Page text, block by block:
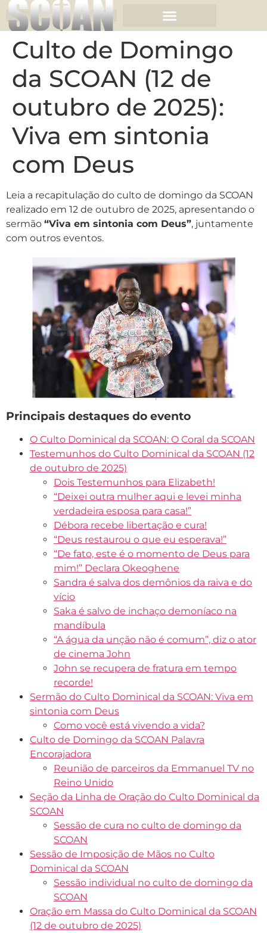
Culto de Domingo
da SCOAN (12 de
outubro de 2025):
Viva em sintonia
com Deus
Leia a recapitulação do culto de domingo da SCOAN
realizado em 12 de outubro de 2025, apresentando o
sermão “Viva em sintonia com Deus”, juntamente
com outros eventos.
Principais destaques do evento
O Culto Dominical da SCOAN: O Coral da SCOAN
Testemunhos do Culto Dominical da SCOAN (12
de outubro de 2025)
Dois Testemunhos para Elizabeth!
“Deixei outra mulher aqui e levei minha
verdadeira esposa para casa!”
Débora recebe libertação e cura!
“Deus restaurou o que eu esperava!”
“De fato, este é o momento de Deus para
mim!” Declara Okeoghene
Sandra é salva dos demônios da raiva e do
vício
Saka é salvo de inchaço demoníaco na
mandíbula
“A água da unção não é comum”, diz o ator
de cinema John
John se recupera de fratura em tempo
recorde!
Sermão do Culto Dominical da SCOAN: Viva em
sintonia com Deus
Como você está vivendo a vida?
Culto de Domingo da SCOAN Palavra
Encorajadora
Reunião de parceiros da Emmanuel TV no
Reino Unido
Seção da Linha de Oração do Culto Dominical da
SCOAN
Sessão de cura no culto de domingo da
SCOAN
Sessão de Imposição de Mãos no Culto
Dominical da SCOAN
Sessão individual no culto de domingo da
SCOAN
Oração em Massa do Culto Dominical da SCOAN
(12 de outubro de 2025)